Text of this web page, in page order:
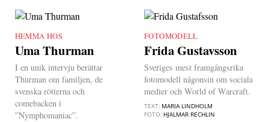
HEMMA HOS
Uma Thurman
I en unik intervju berättar
Thurman om familjen, de
svenska rötterna och
comebacken i
”Nymphomaniac”.
FOTOMODELL
Frida Gustavsson
Sveriges mest framgångsrika
fotomodell någonsin om sociala
medier och World of Warcraft.
TEXT: MARIA LINDHOLM
FOTO: HJALMAR RECHLIN